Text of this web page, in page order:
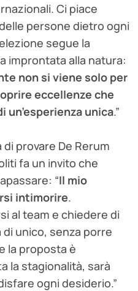
Ci piace
persone dietro ogni
segue la
improntata alla natura:
non si viene solo per
eccellenze che
un’esperienza unica.”
di provare De Rerum
fa un invito che
“Il mio
intimorire.
al team e chiedere di
unico, senza porre
la proposta è
la stagionalità, sarà
ogni desiderio.”